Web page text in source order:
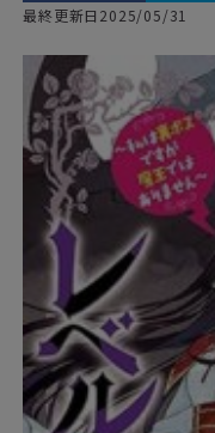
最終更新日2025/05/31